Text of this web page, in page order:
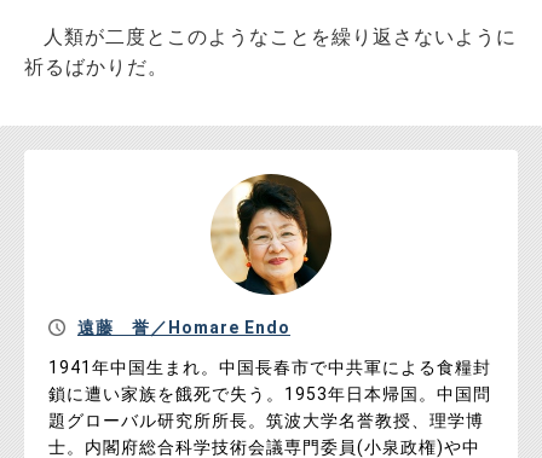
人類が二度とこのようなことを繰り返さないように
祈るばかりだ。
遠藤 誉／Homare Endo
1941年中国生まれ。中国長春市で中共軍による食糧封
鎖に遭い家族を餓死で失う。1953年日本帰国。中国問
題グローバル研究所所長。筑波大学名誉教授、理学博
士。内閣府総合科学技術会議専門委員(小泉政権)や中